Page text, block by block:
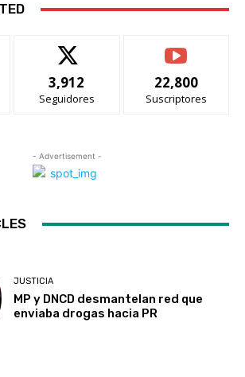
3,912
Seguidores
22,800
Suscriptores
- Advertisement -
JUSTICIA
MP y DNCD desmantelan red que
enviaba drogas hacia PR